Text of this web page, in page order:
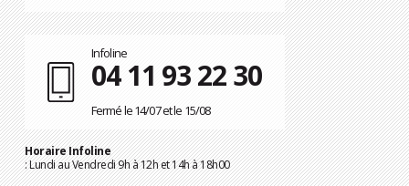
Infoline
04 11 93 22 30
Fermé le 14/07 et le 15/08
Horaire Infoline
: Lundi au Vendredi 9h à 12h et 14h à 18h00